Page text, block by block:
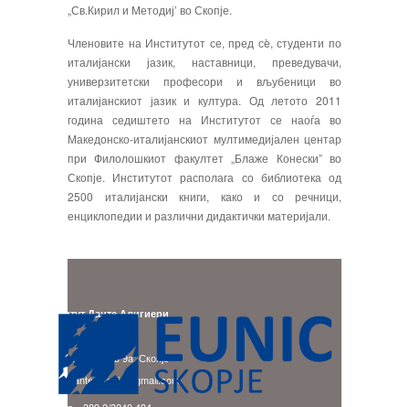
„Св.Кирил и Методиј’ во Скопје.
Членовите на Институтот се, пред сè, студенти по
италијански јазик, наставници, преведувачи,
универзитетски професори и вљубеници во
италијанскиот јазик и култура. Од летото 2011
година седиштето на Институтот се наоѓа во
Македонско-италијанскиот мултимедијален центар
при Филолошкиот факултет „Блаже Конески” во
Скопје. Институтот располага со библиотека од
2500 италијански книги, како и со речници,
енциклопедии и различни дидактички материјали.
Институт Данте Алигиери
бул. Гоце Делчев 9a, Скопје
E-mail: ladante.skopje@gmail.com